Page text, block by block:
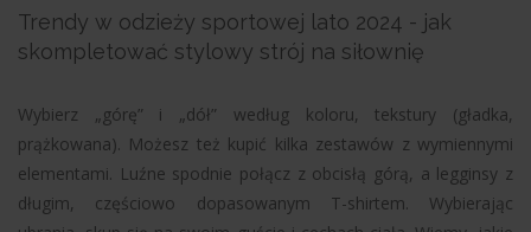
Trendy w odzieży sportowej lato 2024 - jak
skompletować stylowy strój na siłownię
Wybierz „górę” i „dół” według koloru, tekstury (gładka,
prążkowana). Możesz też kupić kilka zestawów z wymiennymi
elementami. Luźne spodnie połącz z obcisłą górą, a legginsy z
długim, częściowo dopasowanym T-shirtem. Wybierając